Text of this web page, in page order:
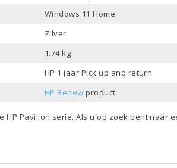
Windows 11 Home
Zilver
1.74 kg
HP 1 jaar Pick up and return
HP Renew product
HP Pavilion serie. Als u op zoek bent naar